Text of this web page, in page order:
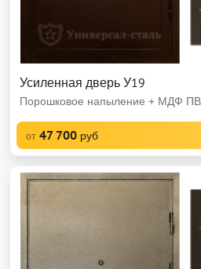
Усиленная дверь У19
Порошковое напыление + МДФ
от 47 700 руб